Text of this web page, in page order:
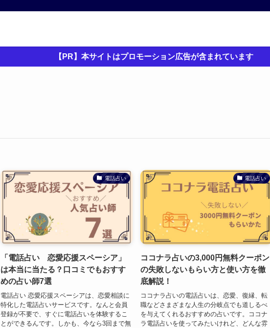
【PR】本サイトはプロモーション広告が含まれています
電話占い
「電話占い 恋愛応援スペーシア」
は本当に当たる？口コミでもおすす
めの占い師7選
電話占い 恋愛応援スペーシアは、恋愛相談に
特化した電話占いサービスです。なんと会員
登録が不要で、すぐに電話占いを体験するこ
とができるんです。しかも、今なら3回まで無
電話占い
ココナラ占いの3,000円無料クーポン
の失敗しないもらい方と使い方を徹
底解説！
ココナラ占いの電話占いは、恋愛、復縁、転
職などさまざまな人生の分岐点でも道しるべ
を与えてくれるおすすめの占いです。ココナ
ラ電話占いを使ってみたいけれど、どんな雰